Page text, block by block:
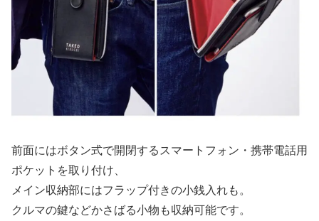
前面にはボタン式で開閉するスマートフォン・携帯電話用
ポケットを取り付け、
メイン収納部にはフラップ付きの小銭入れも。
クルマの鍵などかさばる小物も収納可能です。